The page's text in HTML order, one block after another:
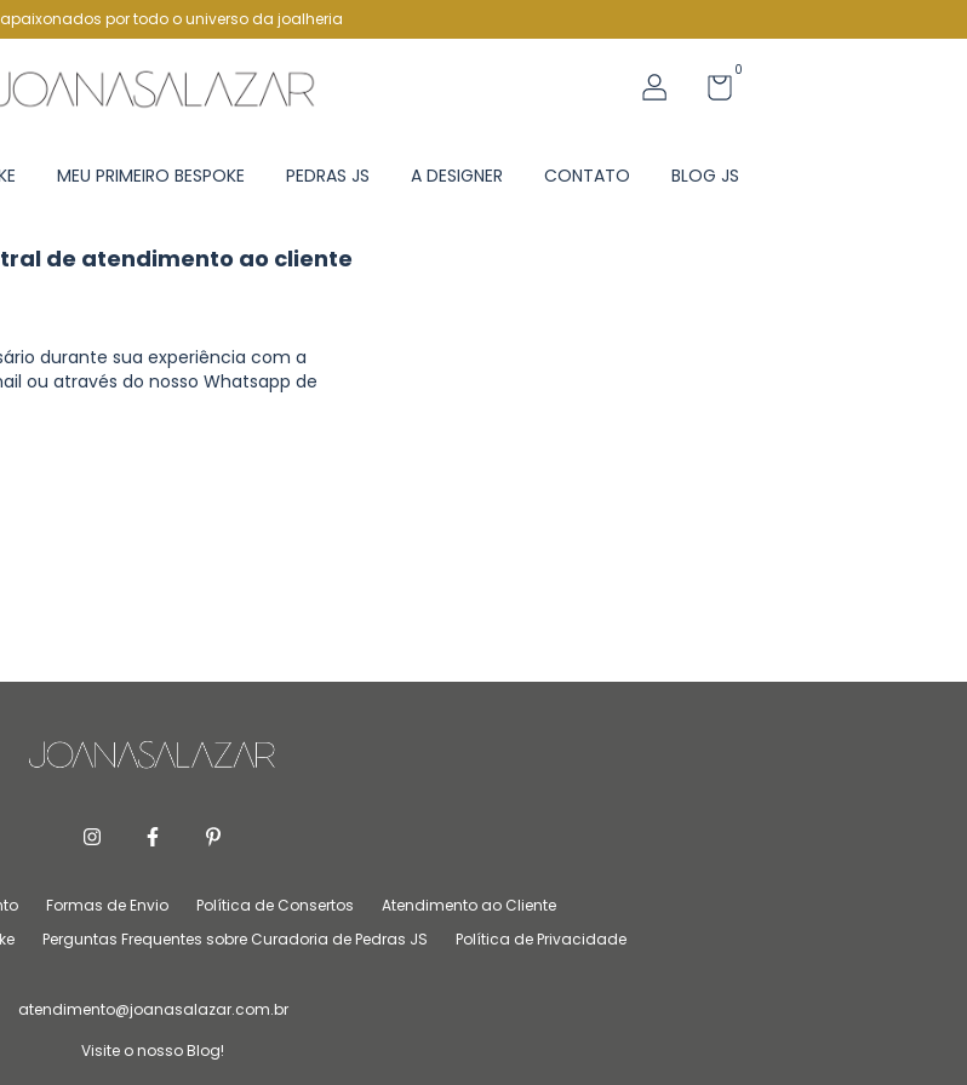
por todo o universo da joalheria
0
MEU PRIMEIRO BESPOKE PEDRAS JS A DESIGNER CONTATO BLOG JS
de atendimento ao cliente
durante sua experiência com a
ou através do nosso Whatsapp de
Formas de Envio Política de Consertos
Atendimento ao Cliente
Perguntas Frequentes sobre Curadoria de Pedras JS Política de Privacidade
atendimento@joanasalazar.com.br
Visite o nosso Blog!